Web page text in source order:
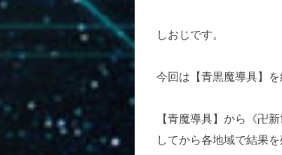
しおじです。
今回は【青黒魔導具】を
【青魔導具】から《卍
してから各地域で結果を